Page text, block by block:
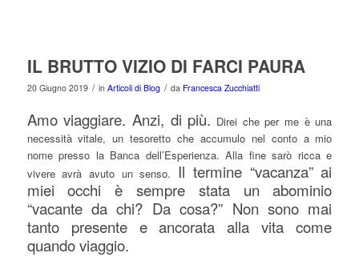
IL BRUTTO VIZIO DI FARCI PAURA
20 Giugno 2019 / in Articoli di Blog / da Francesca Zucchiatti
Amo viaggiare. Anzi, di più. Direi che per me è una
necessità vitale, un tesoretto che accumulo nel conto a mio
nome presso la Banca dell’Esperienza. Alla fine sarò ricca e
vivere avrà avuto un senso. Il termine “vacanza” ai
miei occhi è sempre stata un abominio
“vacante da chi? Da cosa?” Non sono mai
tanto presente e ancorata alla vita come
quando viaggio.